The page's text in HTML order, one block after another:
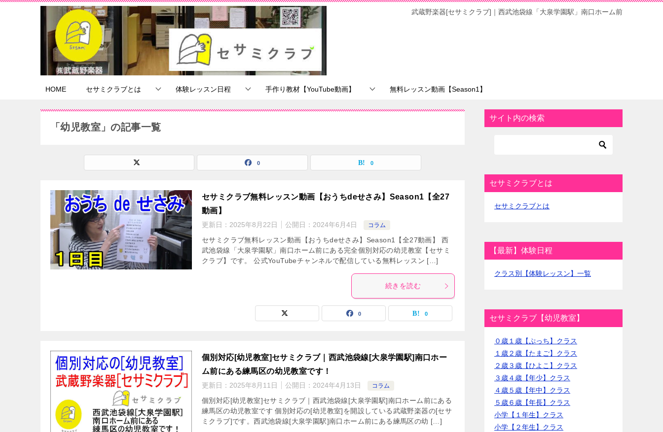
武蔵野楽器[セサミクラブ]｜西武池袋線「大泉学園駅」南口ホーム前
HOME セサミクラブとは 体験レッスン日程 手作り教材【YouTube動画】 無料レッスン動画【Season1】
「幼児教室」の記事一覧
0 0
セサミクラブ無料レッスン動画【おうちdeせさみ】Season1【全27
動画】
更新日： 2025年8月22日 公開日： 2024年6月4日 コラム
セサミクラブ無料レッスン動画【おうちdeせさみ】Season1【全27動画】 西
武池袋線「大泉学園駅」南口ホーム前にある完全個別対応の幼児教室【セサミ
クラブ】です。 公式YouTubeチャンネルで配信している無料レッスン […]
続きを読む
0 0
個別対応[幼児教室]セサミクラブ｜西武池袋線[大泉学園駅]南口ホー
ム前にある練馬区の幼児教室です！
更新日： 2025年8月11日 公開日： 2024年4月13日 コラム
個別対応[幼児教室]セサミクラブ｜西武池袋線[大泉学園駅]南口ホーム前にある
練馬区の幼児教室です 個別対応の[幼児教室]を開設している武蔵野楽器の[セサ
ミクラブ]です。西武池袋線[大泉学園駅]南口ホーム前にある練馬区の幼 […]
サイト内の検索
セサミクラブとは
セサミクラブとは
【最新】体験日程
クラス別【体験レッスン】一覧
セサミクラブ【幼児教室】
０歳１歳【ぷっち】クラス
１歳２歳【たまご】クラス
２歳３歳【ひよこ】クラス
３歳４歳【年少】クラス
４歳５歳【年中】クラス
５歳６歳【年長】クラス
小学【１年生】クラス
小学【２年生】クラス